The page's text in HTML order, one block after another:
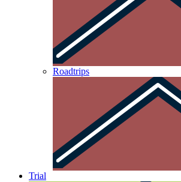
Roadtrips
Trial